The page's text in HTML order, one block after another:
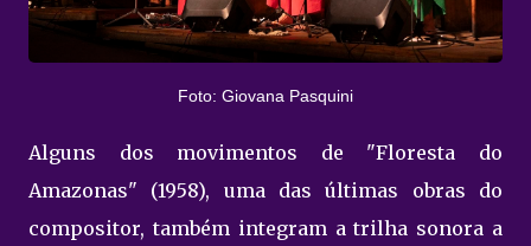
Foto: Giovana Pasquini
Alguns dos movimentos de "Floresta do
Amazonas" (1958), uma das últimas obras do
compositor, também integram a trilha sonora a